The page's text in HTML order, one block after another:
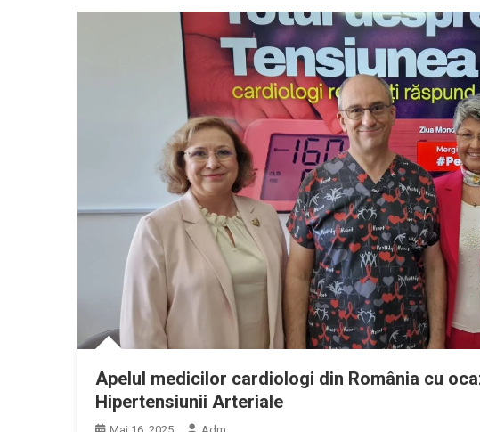
Apelul medicilor cardiologi din România cu
Hipertensiunii Arteriale